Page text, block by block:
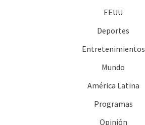
EEUU
Deportes
Entretenimientos
Mundo
América Latina
Programas
Opinión